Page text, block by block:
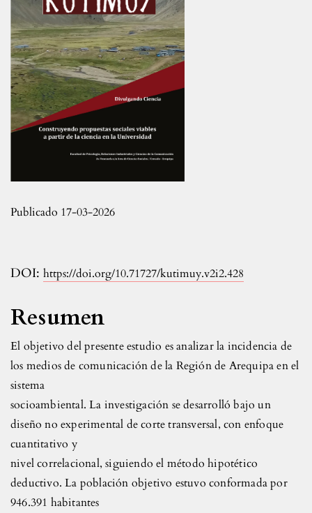
DOI: https://doi.org/10.71727/kutimuy.v2i2.428
Publicado 17-03-2026
Resumen
El objetivo del presente estudio es analizar la incidencia de
los medios de comunicación de la Región de Arequipa en el
sistema
socioambiental. La investigación se desarrolló bajo un
diseño no experimental de corte transversal, con enfoque
cuantitativo y
nivel correlacional, siguiendo el método hipotético
deductivo. La población objetivo estuvo conformada por
946.391 habitantes